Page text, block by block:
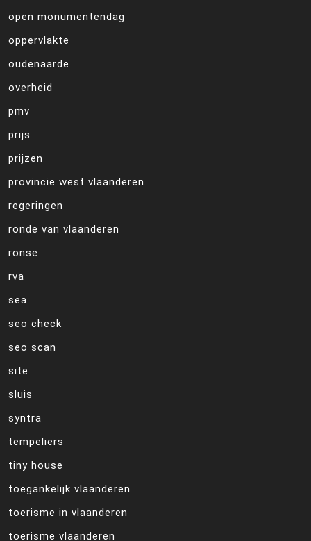
open monumentendag
oppervlakte
oudenaarde
overheid
pmv
prijs
prijzen
provincie west vlaanderen
regeringen
ronde van vlaanderen
ronse
rva
sea
seo check
seo scan
site
sluis
syntra
tempeliers
tiny house
toegankelijk vlaanderen
toerisme in vlaanderen
toerisme vlaanderen